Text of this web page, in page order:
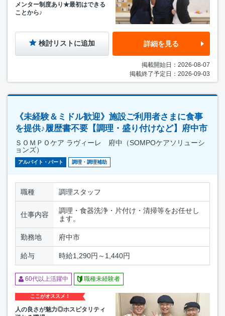
メンター制度あり★最初はできる
ことから♪
検討リストに追加 詳細を見る
掲載開始日：2026-08-07
掲載終了予定日：2026-09-03
《未経験＆ミドル歓迎》施設ご利用者さまに食事
を提供♪履歴書不要【調理・盛り付けなど】府中市
ＳＯＭＰＯケア ラヴィーレ 府中（SOMPOケアソリューシ
ョンズ）
アルバイト・パート 調理・調理補助
職種 調理スタッフ
仕事内容
調理・食器洗浄・片付け・清掃等をお任せし
ます。
勤務地 府中市
給与 時給1,290円～1,440円
60代以上活躍中 職種未経験者
ここがオススメ！
人の良さが魅力◎ホスピタリティ